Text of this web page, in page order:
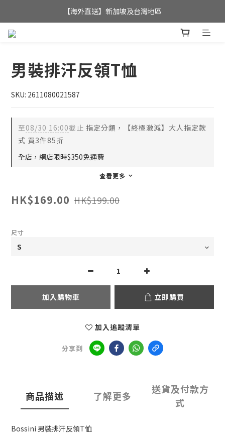
全店滿$350，即可享港澳地區免運費;
【海外直送】新加坡及台灣地區
男裝排汗反領T恤
SKU: 2611080021587
至08/30 16:00截止 指定分類，【終極激減】大人指定款
式 買3件85折
全店，網店限時$350免運費
查看更多
HK$169.00 HK$199.00
尺寸
加入購物車 立即購買
加入追蹤清單
分享到
商品描述 了解更多
送貨及付款方
式
Bossini 男裝排汗反領T恤